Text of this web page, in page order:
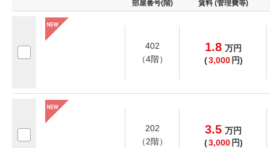
部屋番号(階) 賃料 (管理費等)
402
（4階）
1.8 万円
(3,000 円)
202
（2階）
3.5 万円
(3,000 円)